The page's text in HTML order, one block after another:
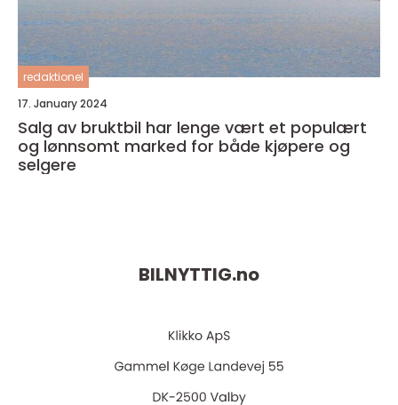
redaktionel
17. January 2024
Salg av bruktbil har lenge vært et populært
og lønnsomt marked for både kjøpere og
selgere
BILNYTTIG.no